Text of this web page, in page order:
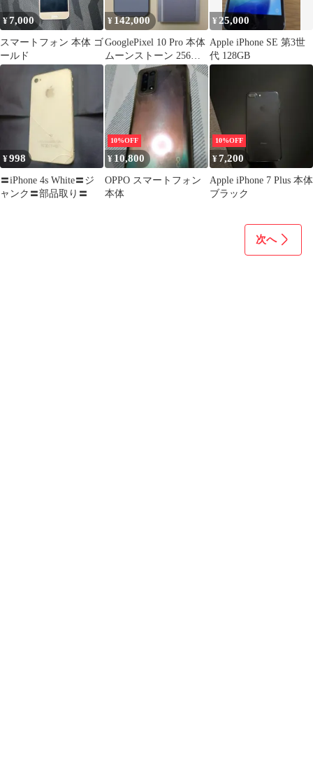
¥7,000
スマートフォン 本体 ゴ
ールド
¥ 142,000
GooglePixel 10 Pro 本体
ムーンストーン 256
SIMフリー
¥ 25,000
Apple iPhone SE 第3世
代 128GB
¥998
〓iPhone 4s White〓ジ
ャンク〓部品取り〓
10%OFF
¥10,800
OPPO スマートフォン
本体
10%OFF
¥7,200
Apple iPhone 7 Plus 本体
ブラック
次へ